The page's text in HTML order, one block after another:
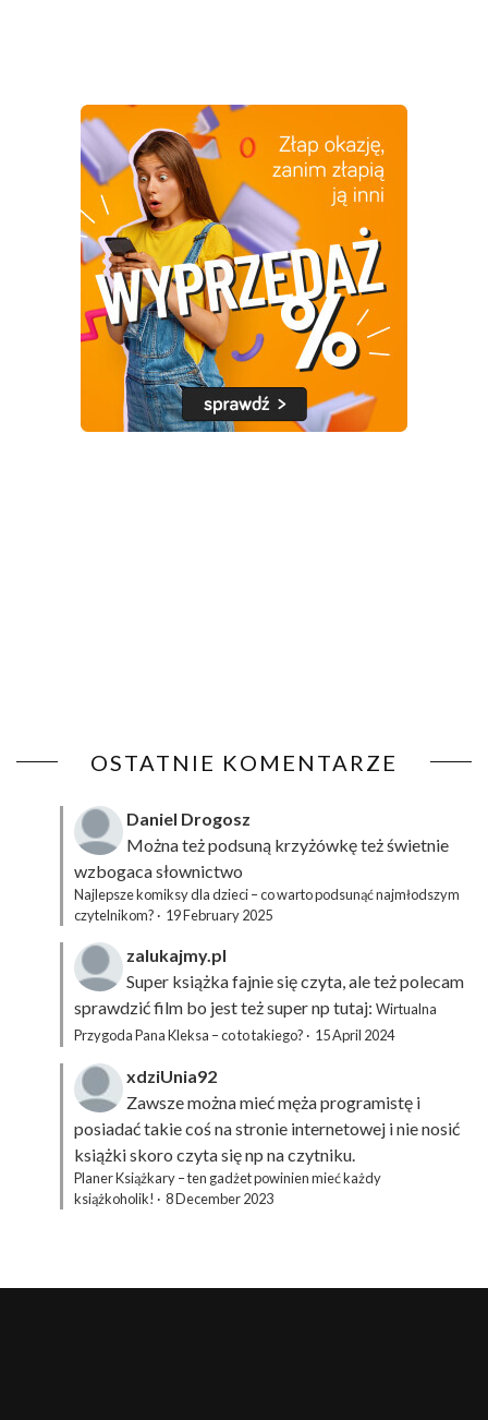
OSTATNIE KOMENTARZE
Daniel Drogosz
Można też podsuną krzyżówkęteż świetnie
wzbogaca słownictwo
Najlepsze komiksy dla dzieci – co warto podsunąć najmłodszym
czytelnikom? · 19 February 2025
zalukajmy.pl
Super książka fajnie się czyta, ale też polecam
sprawdzić film bo jest też super np tutaj: Wirtualna
Przygoda Pana Kleksa – co to takiego? · 15 April 2024
xdziUnia92
Zawsze można mieć męża programistę i
posiadać takie coś na stronie internetowej i nie nosić
książki skoro czyta się np na czytniku.
Planer Książkary – ten gadżet powinien mieć każdy
książkoholik! · 8 December 2023